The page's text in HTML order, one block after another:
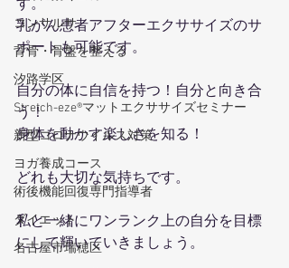
コンサルサ
背骨・骨盤を整える
汐路学区
Stretch-eze®マットエクササイズセミナー
新型コロナウイルス対策
ヨガ養成コース
術後機能回復専門指導者
ダイエット
名古屋市瑞穂区
す。
乳がん患者アフターエクササイズのサ
ポートも可能です。
自分の体に自信を持つ！自分と向き合
う！
身体を動かす楽しさを知る！
どれも大切な気持ちです。
私と一緒にワンランク上の自分を目標
にして輝いていきましょう。